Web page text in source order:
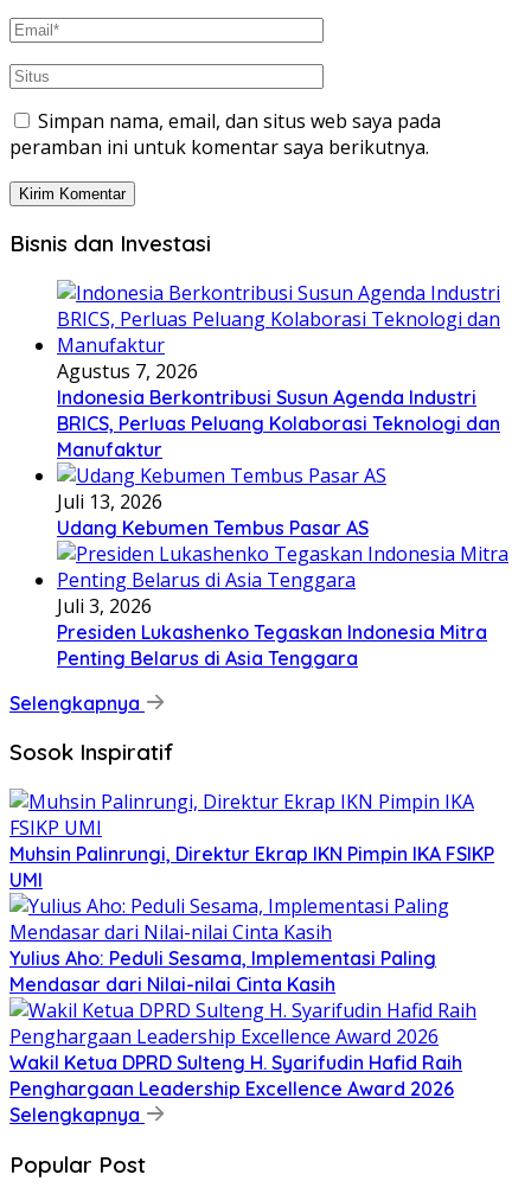
Simpan nama, email, dan situs web saya pada
peramban ini untuk komentar saya berikutnya.
Bisnis dan Investasi
Agustus 7, 2026
Indonesia Berkontribusi Susun Agenda Industri
BRICS, Perluas Peluang Kolaborasi Teknologi dan
Manufaktur
Juli 13, 2026
Udang Kebumen Tembus Pasar AS
Juli 3, 2026
Presiden Lukashenko Tegaskan Indonesia Mitra
Penting Belarus di Asia Tenggara
Selengkapnya
Sosok Inspiratif
Muhsin Palinrungi, Direktur Ekrap IKN Pimpin IKA FSIKP
UMI
Yulius Aho: Peduli Sesama, Implementasi Paling
Mendasar dari Nilai-nilai Cinta Kasih
Wakil Ketua DPRD Sulteng H. Syarifudin Hafid Raih
Penghargaan Leadership Excellence Award 2026
Selengkapnya
Popular Post